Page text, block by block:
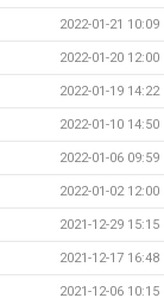
2022-01-21 10:09
2022-01-20 12:00
2022-01-19 14:22
2022-01-10 14:50
2022-01-06 09:59
2022-01-02 12:00
2021-12-29 15:15
2021-12-17 16:48
2021-12-06 10:15